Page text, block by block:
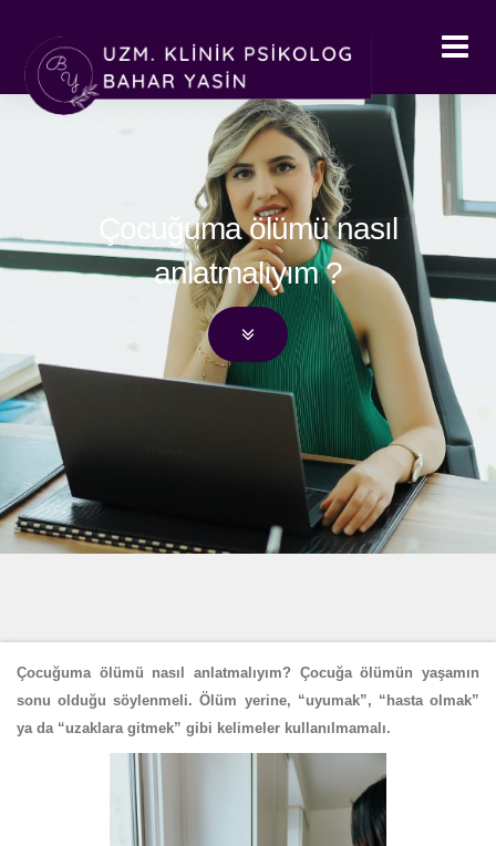
Çocuğuma ölümü nasıl
anlatmalıyım ?
Çocuğuma ölümü nasıl anlatmalıyım? Çocuğa ölümün yaşamın
sonu olduğu söylenmeli. Ölüm yerine, “uyumak”, “hasta olmak”
ya da “uzaklara gitmek” gibi kelimeler kullanılmamalı.